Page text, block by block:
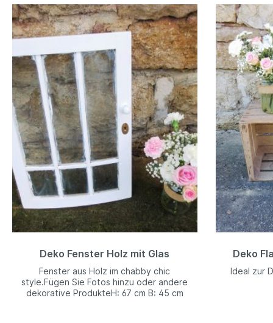
Deko Fenster Holz mit Glas
Fenster aus Holz im chabby chic
style.Fügen Sie Fotos hinzu oder andere
dekorative ProdukteH: 67 cm B: 45 cm
Deko
Ideal zur